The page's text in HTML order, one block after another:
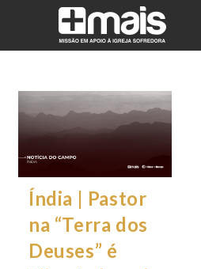
Índia | Pastor
na “Terra dos
Deuses” é